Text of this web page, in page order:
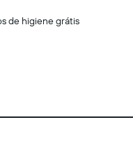
de higiene grátis